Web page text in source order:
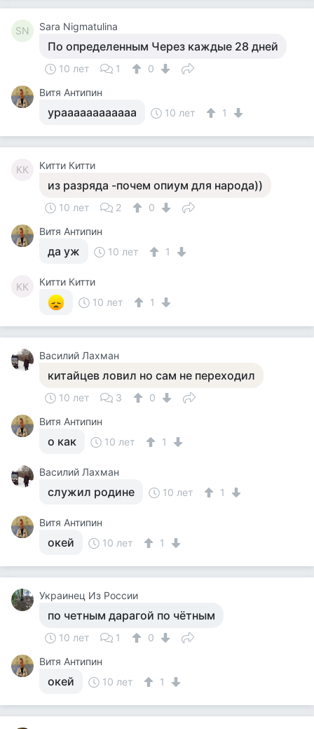
SN Sara Nigmatulina
По определенным Через каждые 28 дней
10 лет 1
0
Витя Антипин
ураааааааааааа 10 лет 1
КК Китти Китти
из разряда -почем опиум для народа))
10 лет 2
0
Витя Антипин
да уж 10 лет 1
КК
Китти Китти
10 лет
1
Василий Лахман
китайцев ловил но сам не переходил
10 лет 3
0
Витя Антипин
о как 10 лет 1
Василий Лахман
служил родине 10 лет 1
Витя Антипин
окей 10 лет 1
Украинец Из России
по четным дарагой по чётным
10 лет 1
0
Витя Антипин
окей 10 лет 1